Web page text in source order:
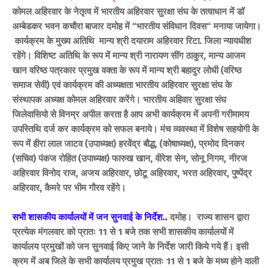
कोमल अहिरवार के नेतृत्व में भारतीय अहिरवार सुरक्षा संघ के तत्वाधान में डॉ
अम्बेडकर भवन कचौरा बाजार दमोह में “भारतीय संविधान दिवस“ मनाया जायेगा।
कार्यक्रम के मुख्य अतिथि मान्य श्री दयाराम अहिरवार रिटा. जिला न्यायधीश
रहेंगे। विशिष्ट अतिथि के रूप में मान्य श्री नारायण सींग ठाकुर, मान्य आजम
खान वरिष्ठ पत्रकार प्रमुख वक्ता के रूप में मान्य श्री बहादुर लोधी (वरिष्ठ
समाज सेवी) एवं कार्यक्रम की अध्यक्षता भारतीय अहिरवार सुरक्षा संघ के
संस्थापक अध्यक्ष कोमल अहिरवार करेंगे। भारतीय अहिवार सुरक्षा संघ
जिलेवासियो से विनम्र अपील करता है आप अभी कार्यक्रम में अपनी गरीमामय
उपस्तिथि दर्ज कर कार्यक्रम को सफल बनाये। मंच व्यवस्था में विशेष सहयोगी के
रूप में हीरा लाल जाटव (उपाध्यक्ष) हरवेंद्र बौद्ध, (कोषाध्यक्ष), प्रमोद दिनकर
(सचिव) पंकज रोहित (उपाध्यक्ष) फारुख खान, वीरेश सेन, सोनू निगम, नीरज
अहिरवार विनोद राज, अजय अहिरवार, छोटू अहिरवार, भरत अहिरवार, पुष्पेंद्र
अहिरवार, कैमरे पर भीम गौरव रहेंगे।
सभी शासकीय कार्यालयों में जन सुनवाई के निर्देश.. दमोह। राज्य शासन द्वारा
प्रत्येक मंगलवार को प्रातः 11 से 1 बजे तक सभी शासकीय कार्यालयों में
कार्यालय प्रमुखों को जन सुनवाई किए जाने के निर्देश जारी किये गये हैं। इसी
क्रम में अब जिले के सभी कार्यालय प्रमुख प्रातः 11 से 1 बजे के मध्य होने वाली